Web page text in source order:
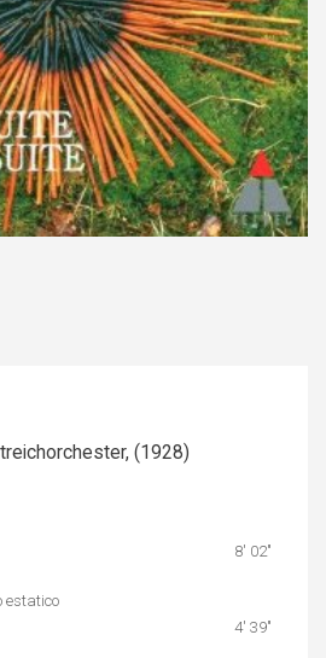
(1928)
8′ 02″
estatico
4′ 39″